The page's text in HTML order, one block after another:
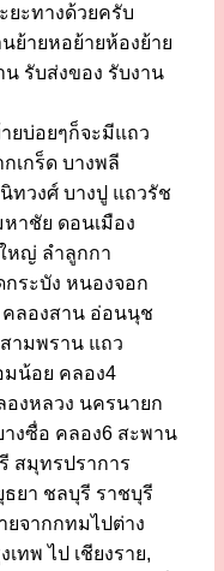
ะทางด้วยครับ
ายหอย้ายห้องย้าย
รับส่งของ รับงาน
บ่อยๆก็จะมีแถว
เกร็ด บางพลี
ทวงศ์ บางปู แถวรัช
าชัย ดอนเมือง
หญ่ ลำลูกกา
ระบัง หนองจอก
คลองสาน อ่อนนุช
ามพราน แถว
น้อย คลอง4
องหลวง นครนายก
งซื่อ คลอง6 สะพาน
สมุทรปราการ
ยา ชลบุรี ราชบุรี
ยจากกทมไปต่าง
ทพ ไป เชียงราย,